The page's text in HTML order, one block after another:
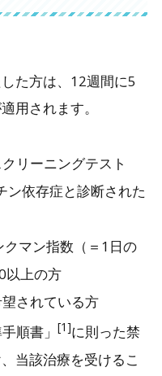
た方は、12週間に5
用されます。
リーニングテスト
ン依存症と診断された
マン指数（＝1日の
以上の方
されている方
順書」 [1]に則った禁
当該治療を受けるこ